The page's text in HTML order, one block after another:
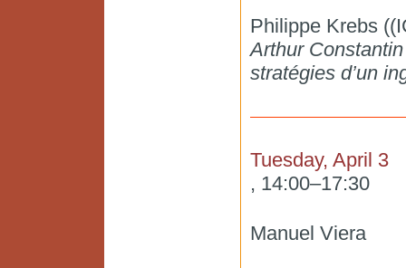
Philippe Krebs
Arthur
stratégies d’un
Tuesday, April 3
, 14:00–17:30
Manuel Viera